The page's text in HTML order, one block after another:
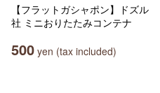
【フラットガシャポン】ドズル
社 ミニおりたたみコンテナ
500 yen (tax included)